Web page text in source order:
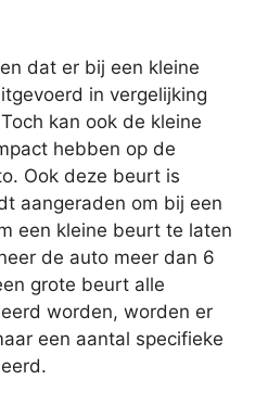
dat er bij een kleine
in vergelijking
kan ook de kleine
hebben op de
Ook deze beurt is
aangeraden om bij een
een kleine beurt te laten
de auto meer dan 6
grote beurt alle
worden, worden er
een aantal specifieke